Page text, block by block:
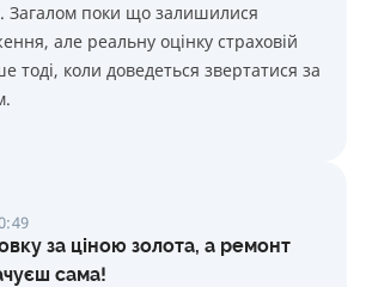
Загалом поки що залишилися
але реальну оцінку страховій
тоді, коли доведеться звертатися за
за ціною золота, а ремонт
сама!